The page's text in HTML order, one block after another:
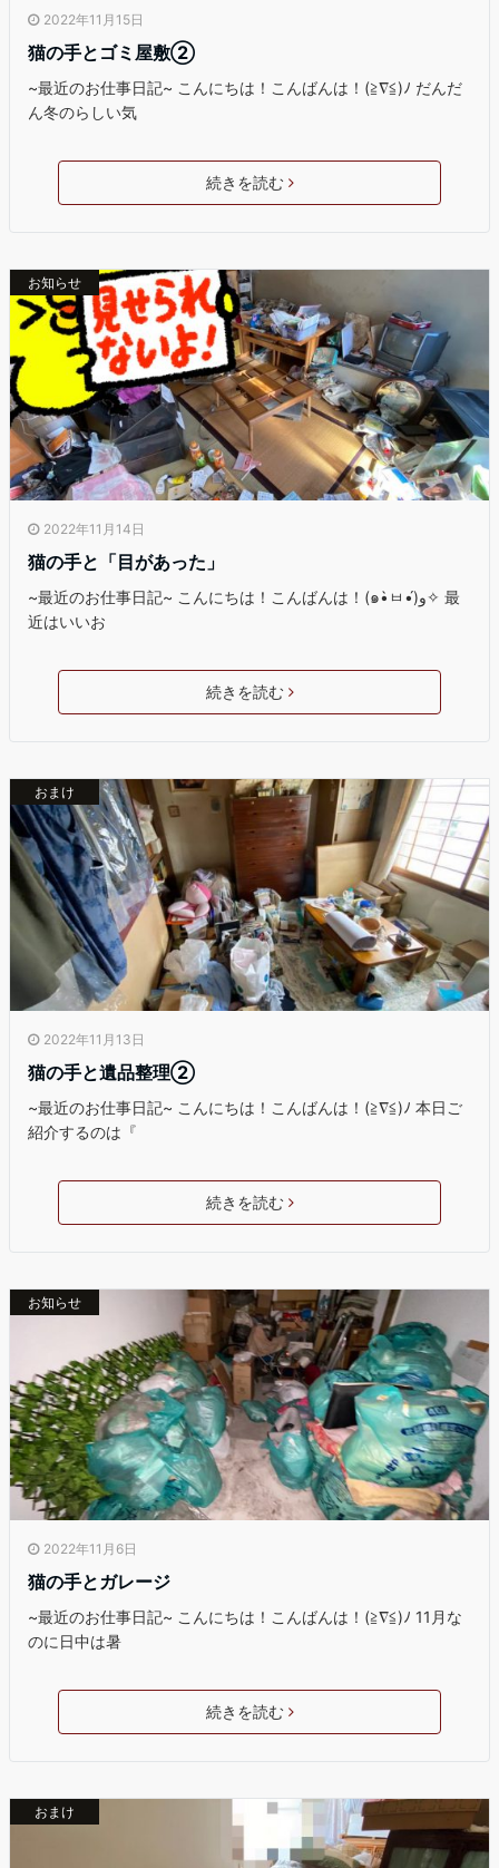
2022年11月15日
猫の手とゴミ屋敷②
~最近のお仕事日記~ こんにちは！こんばんは！(≧∇≦)ﾉ だんだ
ん冬のらしい気
続きを読む
お知らせ
2022年11月14日
猫の手と「目があった」
~最近のお仕事日記~ こんにちは！こんばんは！(๑•̀ㅂ•́)و✧ 最
近はいいお
続きを読む
おまけ
2022年11月13日
猫の手と遺品整理②
~最近のお仕事日記~ こんにちは！こんばんは！(≧∇≦)ﾉ 本日ご
紹介するのは『
続きを読む
お知らせ
2022年11月6日
猫の手とガレージ
~最近のお仕事日記~ こんにちは！こんばんは！(≧∇≦)ﾉ 11月な
のに日中は暑
続きを読む
おまけ